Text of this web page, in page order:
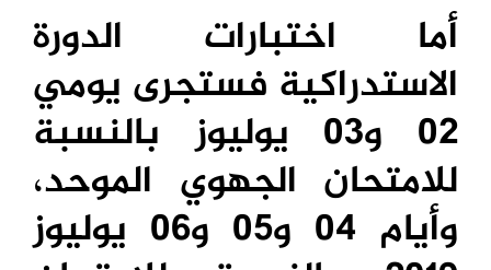
أما اختبارات الدورة
الاستدراكية فستجرى يومي
02 و03 يوليوز بالنسبة
للامتحان الجهوي الموحد،
وأيام 04 و05 و06 يوليوز